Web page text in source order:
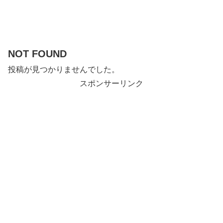
NOT FOUND
投稿が見つかりませんでした。
スポンサーリンク